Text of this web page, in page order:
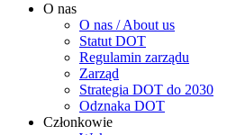
O nas
O nas / About us
Statut DOT
Regulamin zarządu
Zarząd
Strategia DOT do 2030
Odznaka DOT
Członkowie